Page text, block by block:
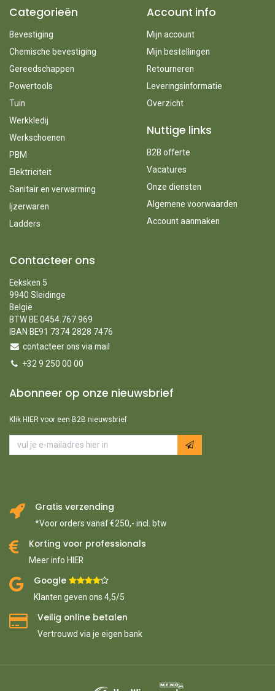
Categorieën
Bevestiging
Chemische bevestiging
Gereedschappen
Powertools
Tuin
Werkkledij
Werkschoenen
PBM
Elektriciteit
Sanitair en verwarming
Ijzerwaren
Ladders
Account info
Mijn account
Mijn bestellingen
Retourneren
Leveringsinformatie
Overzicht
Nuttige links
B2B offerte
Vacatures
Onze diensten
Algemene voorwaarden
Account aanmaken
Contacteer ons
Eeksken 5
9940 Sleidinge
België
BTW BE 0454.767.969
IBAN BE91 7374 2828 7476
contacteer ons via mail
+32 9 250 00 00
Abonneer op onze nieuwsbrief
Klik HIER voor een B2B nieuwsbrief
Gratis verzending
*Voor orders vanaf €250,- incl. btw
Korting voor professionals
Meer info HIER
Google ​
Klanten geven ons 4,5/5
Veilig online betalen
Vertrouwd via je eigen bank